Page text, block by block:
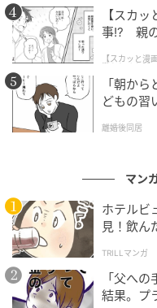
の記事をも
海外宿での盗難未遂事
件。
第1話
空いた穴
てきたのは
【スカ
事!? 親の
【スカッと漫
懲らしめた話
「朝か
どもの習
離婚後同居
マン
ホテルビ
見！飲ん
TRILLマンガ
「父へ
結果。プ